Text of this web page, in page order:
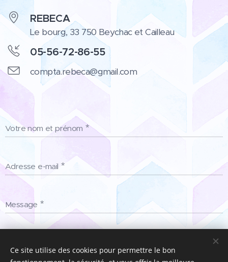
REBECA
Le bourg, 33 750 Beychac et Cailleau
05-56-72-86-55
compta.rebeca@gmail.com
Votre nom et prénom
Adresse e-mail
Message
Ce site utilise des cookies pour permettre le bon